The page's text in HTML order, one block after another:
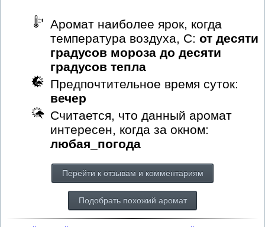
Аромат наиболее ярок, когда
температура воздуха, С: от десяти
градусов мороза до десяти
градусов тепла
Предпочтительное время суток:
вечер
Считается, что данный аромат
интересен, когда за окном:
любая_погода
Перейти к отзывам и комментариям
Подобрать похожий аромат